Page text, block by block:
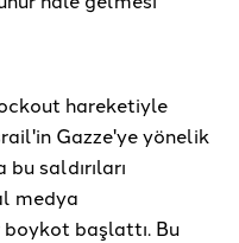
hareketiyle
Gazze'ye yönelik
saldırıları
medya
başlattı. Bu